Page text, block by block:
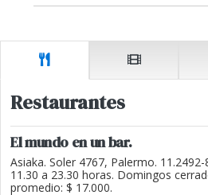
Restaurantes
El mundo en un bar.
Asiaka. Soler 4767, Palermo.
11.30 a 23.30 horas. Domingos
promedio: $ 17.000.